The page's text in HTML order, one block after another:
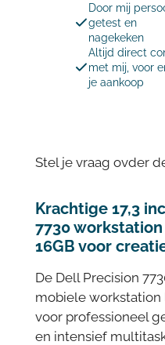
Door mij
getest en
nagekeken
Altijd direct
met mij, voor
je aankoop
Stel je vraag ovder
Krachtige 17,3
7730
16GB voor
De Dell Precision
mobiele
voor professioneel
en intensief